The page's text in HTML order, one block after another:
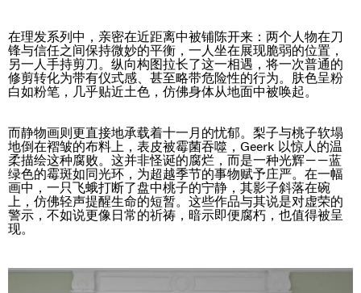
在理发系列中，亲密在近距离中被铺陈开来：两个人物在刀
锋与信任之间保持微妙的平衡，一人坐在展现脆弱的位置，
另一人手持剪刀。纵向构图拉长了这一相遇，将一次普通的
修剪转化为带有仪式感、甚至略带危险性的行为。肤色呈粉
白如粉笔，几乎贴近土色，仿佛身体从地面中被唤起。
而静物画则更直接地承载着十一月的忧郁。梨子与桃子软塌
地倒在褶皱的布料上，表皮被霉菌吞噬，Geerk 以惊人的温
柔描绘这种腐败。这并非怪诞的腐烂，而是一种光辉——蓝
绿色的霉斑如同光环，为超越季节的事物赋予庄严。在一幅
画中，一只飞蛾打断了盘中桃子的宁静，其影子斜落在碗
上，仿佛轻声提醒生命的短暂。这些作品与其说是对虚荣的
警示，不如说更像日常的祈祷，暗示即便腐朽，也值得被呈
现。